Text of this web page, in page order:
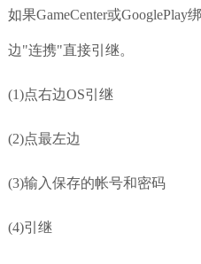
如果GameCenter或
边"连携"直接引继。
(1)点右边OS引继
(2)点最左边
(3)输入保存的帐号和密码
(4)引继